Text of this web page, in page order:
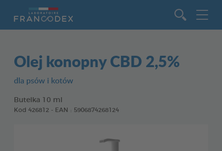
Olej konopny CBD 2,5%
dla psów i kotów
Butelka 10 ml
Kod 426812 - EAN : 5906874268124